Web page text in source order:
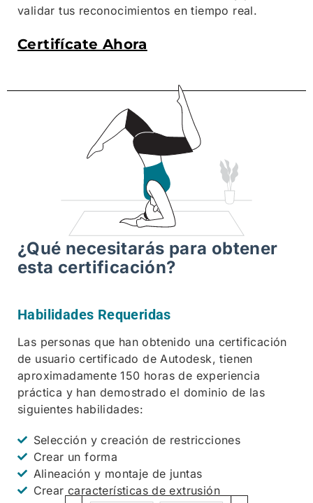
validar tus reconocimientos en tiempo real.
Certifícate Ahora
¿Qué necesitarás para obtener
esta certificación?
Habilidades Requeridas
Las personas que han obtenido una certificación
de usuario certificado de Autodesk, tienen
aproximadamente 150 horas de experiencia
práctica y han demostrado el dominio de las
siguientes habilidades:
Selección y creación de restricciones
Crear un forma
Alineación y montaje de juntas
Crear características de extrusión